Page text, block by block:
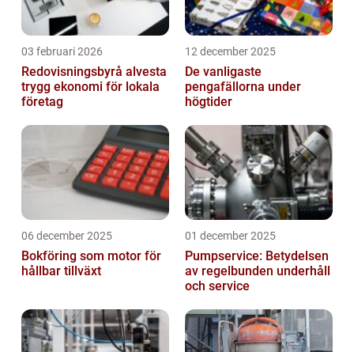
03 februari 2026
Redovisningsbyrå alvesta
trygg ekonomi för lokala
företag
12 december 2025
De vanligaste
pengafällorna under
högtider
06 december 2025
Bokföring som motor för
hållbar tillväxt
01 december 2025
Pumpservice: Betydelsen
av regelbunden underhåll
och service